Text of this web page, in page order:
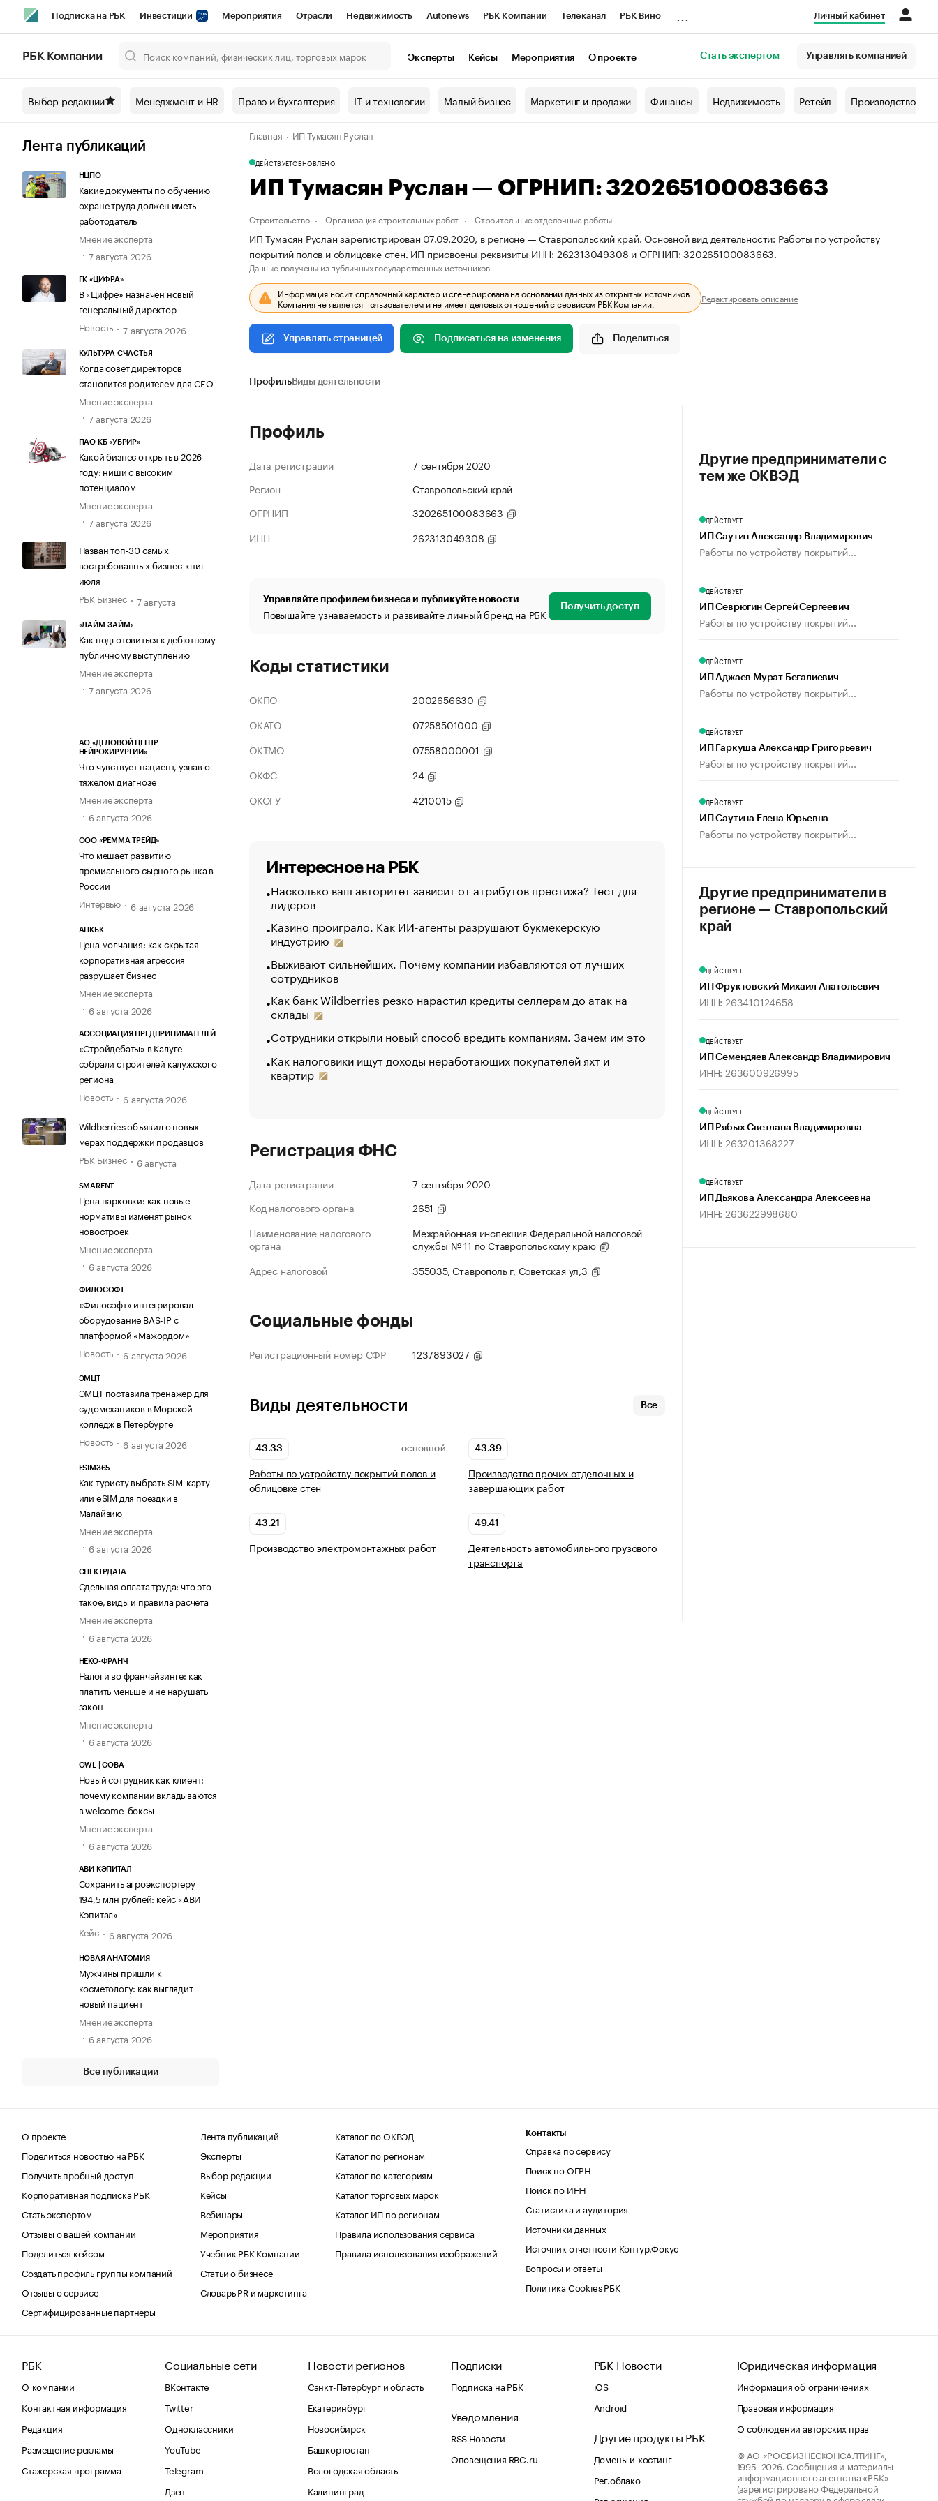
Подписка на РБК Инвестиции Мероприятия Отрасли Недвижимость Autonews РБК Компании Телеканал РБК Вино
Спецпроекты СПб Конференции СПб Спецпроекты Проверка контрагентов
Технологии и медиа Рынок наличной валюты
Личный кабинет
РБК Компании Эксперты Кейсы Мероприятия О проекте Стать экспертом Управлять компанией
Выбор редакции Менеджмент и HR Право и бухгалтерия IT и технологии Малый бизнес Маркетинг и продажи Финансы Недвижимость Ретейл Производство
Лента публикаций
НЦПО
Какие документы по обучению
охране труда должен иметь
работодатель
Мнение эксперта
7 августа 2026
ГК «ЦИФРА»
В «Цифре» назначен новый
генеральный директор
Новость
7 августа 2026
КУЛЬТУРА СЧАСТЬЯ
Когда совет директоров
становится родителем для CEO
Мнение эксперта
7 августа 2026
ПАО КБ «УБРИР»
Какой бизнес открыть в 2026
году: ниши с высоким
потенциалом
Мнение эксперта
7 августа 2026
Назван топ-30 самых
востребованных бизнес-книг
июля
РБК Бизнес
7 августа
«ЛАЙМ-ЗАЙМ»
Как подготовиться к дебютному
публичному выступлению
Мнение эксперта
7 августа 2026
АО «ДЕЛОВОЙ ЦЕНТР
НЕЙРОХИРУРГИИ»
Что чувствует пациент, узнав о
тяжелом диагнозе
Мнение эксперта
6 августа 2026
ООО «РЕММА ТРЕЙД»
Что мешает развитию
премиального сырного рынка в
России
Интервью
6 августа 2026
АПКБК
Цена молчания: как скрытая
корпоративная агрессия
разрушает бизнес
Мнение эксперта
6 августа 2026
АССОЦИАЦИЯ ПРЕДПРИНИМАТЕЛЕЙ
«Стройдебаты» в Калуге
собрали строителей калужского
региона
Новость
6 августа 2026
Wildberries объявил о новых
мерах поддержки продавцов
РБК Бизнес
6 августа
SMARENT
Цена парковки: как новые
нормативы изменят рынок
новостроек
Мнение эксперта
6 августа 2026
ФИЛОСОФТ
«Философт» интегрировал
оборудование BAS-IP с
платформой «Мажордом»
Новость
6 августа 2026
ЭМЦТ
ЭМЦТ поставила тренажер для
судомехаников в Морской
колледж в Петербурге
Новость
6 августа 2026
ESIM365
Как туристу выбрать SIM-карту
или eSIM для поездки в
Малайзию
Мнение эксперта
6 августа 2026
СПЕКТРДАТА
Сдельная оплата труда: что это
такое, виды и правила расчета
Мнение эксперта
6 августа 2026
НЕКО-ФРАНЧ
Налоги во франчайзинге: как
платить меньше и не нарушать
закон
Мнение эксперта
6 августа 2026
OWL | СОВА
Новый сотрудник как клиент:
почему компании вкладываются
в welcome-боксы
Мнение эксперта
6 августа 2026
АВИ КЭПИТАЛ
Сохранить агроэкспортеру
194,5 млн рублей: кейс «АВИ
Кэпитал»
Кейс
6 августа 2026
НОВАЯ АНАТОМИЯ
Мужчины пришли к
косметологу: как выглядит
новый пациент
Мнение эксперта
6 августа 2026
Все публикации
Главная ИП Тумасян Руслан
ДЕЙСТВУЕТОБНОВЛЕНО
ИП Тумасян Руслан — ОГРНИП: 320265100083663
Строительство Организация строительных работ Строительные отделочные работы
ИП Тумасян Руслан зарегистрирован 07.09.2020, в регионе — Ставропольский край. Основной вид деятельности: Работы по устройству
покрытий полов и облицовке стен. ИП присвоены реквизиты ИНН: 262313049308 и ОГРНИП: 320265100083663.
Данные получены из публичных государственных источников.
Информация носит справочный характер и сгенерирована на основании данных из открытых источников.
Компания не является пользователем и не имеет деловых отношений с сервисом РБК Компании. Редактировать описание
Управлять страницей Подписаться на изменения Поделиться
ПрофильВиды деятельности
Профиль
Дата регистрации
7 сентября 2020
Регион
Ставропольский край
ОГРНИП
320265100083663
ИНН
262313049308
Управляйте профилем бизнеса и публикуйте новости
Повышайте узнаваемость и развивайте личный бренд на РБК Получить доступ
Коды статистики
ОКПО
2002656630
ОКАТО
07258501000
ОКТМО
07558000001
ОКФС
24
ОКОГУ
4210015
Интересное на РБК
Насколько ваш авторитет зависит от атрибутов престижа? Тест для
лидеров
Казино проиграло. Как ИИ-агенты разрушают букмекерскую
индустрию
Выживают сильнейших. Почему компании избавляются от лучших
сотрудников
Как банк Wildberries резко нарастил кредиты селлерам до атак на
склады
Сотрудники открыли новый способ вредить компаниям. Зачем им это
Как налоговики ищут доходы неработающих покупателей яхт и
квартир
«От спорта тело стареет иначе». Как живет глава
создавшей GTA
«Деньги будут не нужны»: что рассказал Маск в
Economist
Функции менеджмента: пять ключевых основ
управления
ЕС разрешил конфискацию российской нефти —
Стресс обеспеченных людей: почему рост доходов
Что обвинения против Павла Дурова значат для
Регистрация ФНС
Дата регистрации
7 сентября 2020
Код налогового органа
2651
Наименование налогового
органа
Межрайонная инспекция Федеральной налоговой
службы № 11 по Ставропольскому краю
Адрес налоговой
355035, Ставрополь г, Советская ул,3
Социальные фонды
Регистрационный номер СФР 1237893027
Виды деятельности Все
43.33 ОСНОВНОЙ
Работы по устройству покрытий полов и
облицовке стен
43.39
Производство прочих отделочных и
завершающих работ
43.21
Производство электромонтажных работ
49.41
Деятельность автомобильного грузового
транспорта
Другие предприниматели с
тем же ОКВЭД
ДЕЙСТВУЕТ
ИП Саутин Александр Владимирович
Работы по устройству покрытий...
ДЕЙСТВУЕТ
ИП Севрюгин Сергей Сергеевич
Работы по устройству покрытий...
ДЕЙСТВУЕТ
ИП Аджаев Мурат Бегалиевич
Работы по устройству покрытий...
ДЕЙСТВУЕТ
ИП Гаркуша Александр Григорьевич
Работы по устройству покрытий...
ДЕЙСТВУЕТ
ИП Саутина Елена Юрьевна
Работы по устройству покрытий...
Другие предприниматели в
регионе — Ставропольский
край
ДЕЙСТВУЕТ
ИП Фруктовский Михаил Анатольевич
ИНН: 263410124658
ДЕЙСТВУЕТ
ИП Семендяев Александр Владимирович
ИНН: 263600926995
ДЕЙСТВУЕТ
ИП Рябых Светлана Владимировна
ИНН: 263201368227
ДЕЙСТВУЕТ
ИП Дьякова Александра Алексеевна
ИНН: 263622998680
О проекте
Поделиться новостью на РБК
Получить пробный доступ
Корпоративная подписка РБК
Стать экспертом
Отзывы о вашей компании
Поделиться кейсом
Создать профиль группы компаний
Отзывы о сервисе
Сертифицированные партнеры
Лента публикаций
Эксперты
Выбор редакции
Кейсы
Вебинары
Мероприятия
Учебник РБК Компании
Статьи о бизнесе
Словарь PR и маркетинга
Каталог по ОКВЭД
Каталог по регионам
Каталог по категориям
Каталог торговых марок
Каталог ИП по регионам
Правила использования сервиса
Правила использования изображений
Контакты
Справка по сервису
Поиск по ОГРН
Поиск по ИНН
Статистика и аудитория
Источники данных
Источник отчетности Контур.Фокус
Вопросы и ответы
Политика Cookies РБК
РБК
О компании
Контактная информация
Редакция
Размещение рекламы
Стажерская программа
Социальные сети
ВКонтакте
Twitter
Одноклассники
YouTube
Telegram
Дзен
Новости регионов
Санкт-Петербург и область
Екатеринбург
Новосибирск
Башкортостан
Вологодская область
Калининград
Подписки
Подписка на РБК
Уведомления
RSS Новости
Оповещения RBC.ru
РБК Новости
iOS
Android
Другие продукты РБК
Домены и хостинг
Рег.облако
Юридическая информация
Информация об ограничениях
Правовая информация
О соблюдении авторских прав
© АО «РОСБИЗНЕСКОНСАЛТИНГ»,
1995–2026. Сообщения и материалы
информационного агентства «РБК»
(зарегистрировано Федеральной